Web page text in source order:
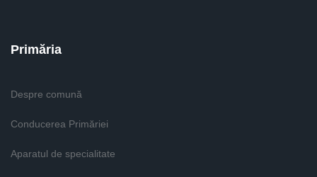
Primăria
Despre comună
Conducerea Primăriei
Aparatul de specialitate